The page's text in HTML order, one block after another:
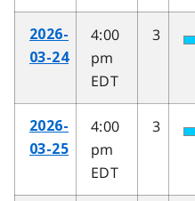
2026-
03-24
4:00
pm
EDT
3
2026-
03-25
4:00
pm
EDT
3